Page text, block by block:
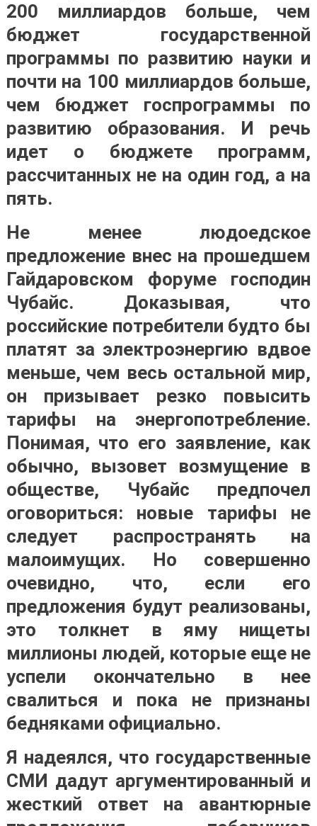
200 миллиардов больше, чем
бюджет государственной
программы по развитию науки и
почти на 100 миллиардов больше,
чем бюджет госпрограммы по
развитию образования. И речь
идет о бюджете программ,
рассчитанных не на один год, а на
пять.
Не менее людоедское
предложение внес на прошедшем
Гайдаровском форуме господин
Чубайс. Доказывая, что
российские потребители будто бы
платят за электроэнергию вдвое
меньше, чем весь остальной мир,
он призывает резко повысить
тарифы на энергопотребление.
Понимая, что его заявление, как
обычно, вызовет возмущение в
обществе, Чубайс предпочел
оговориться: новые тарифы не
следует распространять на
малоимущих. Но совершенно
очевидно, что, если его
предложения будут реализованы,
это толкнет в яму нищеты
миллионы людей, которые еще не
успели окончательно в нее
свалиться и пока не признаны
бедняками официально.
Я надеялся, что государственные
СМИ дадут аргументированный и
жесткий ответ на авантюрные